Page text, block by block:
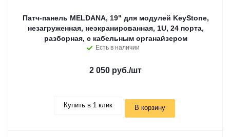
Патч-панель MELDANA, 19" для модулей KeyStone,
незагруженная, неэкранированная, 1U, 24 порта,
разборная, c кабельным органайзером
Есть в наличии
2 050 руб./шт
Купить в 1 клик В корзину